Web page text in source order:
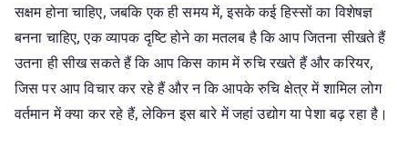
सक्षम होना चाहिए, जबकि एक ही समय में, इसके कई हिस्सों का विशेषज्ञ
बनना चाहिए, एक व्यापक दृष्टि होने का मतलब है कि आप जितना सीखते हैं
उतना ही सीख सकते हैं कि आप किस काम में रुचि रखते हैं और करियर,
जिस पर आप विचार कर रहे हैं और न कि आपके रुचि क्षेत्र में शामिल लोग
वर्तमान में क्या कर रहे हैं, लेकिन इस बारे में जहां उद्योग या पेशा बढ़ रहा है।